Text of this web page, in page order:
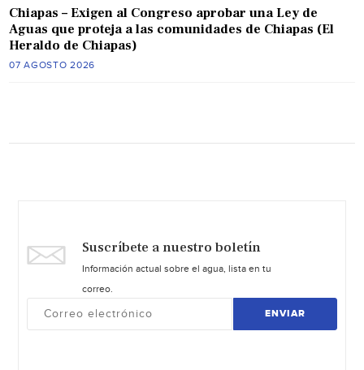
Chiapas – Exigen al Congreso aprobar una Ley de
Aguas que proteja a las comunidades de Chiapas (El
Heraldo de Chiapas)
07 AGOSTO 2026
Suscríbete a nuestro boletín
Información actual sobre el agua, lista en tu
correo.
ENVIAR